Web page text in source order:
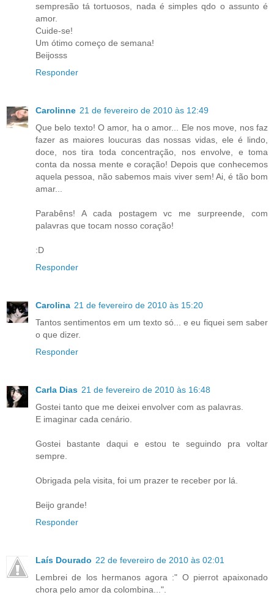
sempresão tá tortuosos, nada é simples qdo o assunto é
amor.
Cuide-se!
Um ótimo começo de semana!
Beijosss
Responder
Carolinne 21 de fevereiro de 2010 às 12:49
Que belo texto! O amor, ha o amor... Ele nos move, nos faz
fazer as maiores loucuras das nossas vidas, ele é lindo,
doce, nos tira toda concentração, nos envolve, e toma
conta da nossa mente e coração! Depois que conhecemos
aquela pessoa, não sabemos mais viver sem! Ai, é tão bom
amar...
Parabêns! A cada postagem vc me surpreende, com
palavras que tocam nosso coração!
:D
Responder
Carolina 21 de fevereiro de 2010 às 15:20
Tantos sentimentos em um texto só... e eu fiquei sem saber
o que dizer.
Responder
Carla Dias 21 de fevereiro de 2010 às 16:48
Gostei tanto que me deixei envolver com as palavras.
E imaginar cada cenário.
Gostei bastante daqui e estou te seguindo pra voltar
sempre.
Obrigada pela visita, foi um prazer te receber por lá.
Beijo grande!
Responder
Laís Dourado 22 de fevereiro de 2010 às 02:01
Lembrei de los hermanos agora :" O pierrot apaixonado
chora pelo amor da colombina...".